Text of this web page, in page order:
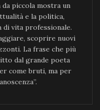
piccola mostra un
e la politica,
di vita professionale.
scoprire nuovi
La frase che più
dal grande poeta
come bruti, ma per